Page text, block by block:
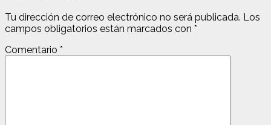
Tu dirección de correo electrónico no será publicada. Los
campos obligatorios están marcados con *
Comentario *